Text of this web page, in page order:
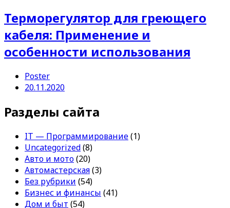
Терморегулятор для греющего
кабеля: Применение и
особенности использования
Poster
20.11.2020
Разделы сайта
IT — Программирование(1)
Uncategorized(8)
Авто и мото(20)
Автомастерская(3)
Без рубрики (54)
Бизнес и финансы (41)
Дом и быт (54)